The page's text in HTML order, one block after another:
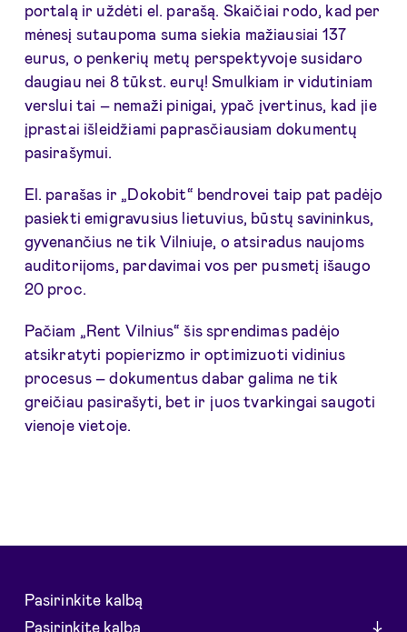
portalą ir uždėti el. parašą. Skaičiai rodo, kad per
mėnesį sutaupoma suma siekia mažiausiai 137
eurus, o penkerių metų perspektyvoje susidaro
daugiau nei 8 tūkst. eurų! Smulkiam ir vidutiniam
verslui tai – nemaži pinigai, ypač įvertinus, kad jie
įprastai išleidžiami paprasčiausiam dokumentų
pasirašymui.
El. parašas ir „Dokobit“ bendrovei taip pat padėjo
pasiekti emigravusius lietuvius, būstų savininkus,
gyvenančius ne tik Vilniuje, o atsiradus naujoms
auditorijoms, pardavimai vos per pusmetį išaugo
20 proc.
Pačiam „Rent Vilnius“ šis sprendimas padėjo
atsikratyti popierizmo ir optimizuoti vidinius
procesus – dokumentus dabar galima ne tik
greičiau pasirašyti, bet ir juos tvarkingai saugoti
vienoje vietoje.
Pasirinkite kalbą
Pasirinkite kalbą